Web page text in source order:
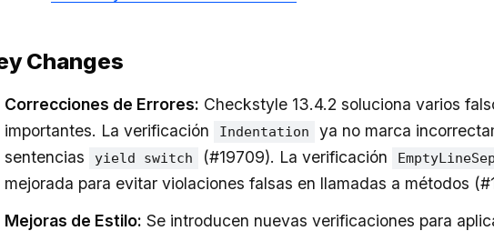
Changes
Correcciones de Errores: Checkstyle 13.4.2 soluciona varios
importantes. La verificación
Indentation
ya no marca
sentencias
yield switch (#19709). La verificación
mejorada para evitar violaciones falsas en llamadas a métodos
Mejoras de Estilo: Se introducen nuevas verificaciones para